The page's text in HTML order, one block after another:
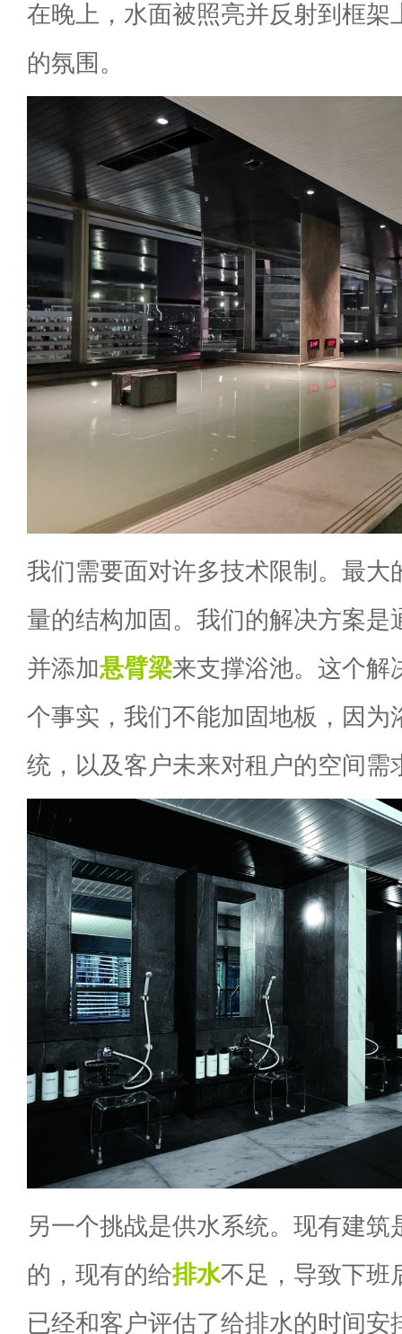
在晚上，水面被照亮并反射到框架
的氛围。
我们需要面对许多技术限制。最大
量的结构加固。我们的解决方案是
并添加悬臂梁来支撑浴池。这个解
个事实，我们不能加固地板，因为
统，以及客户未来对租户的空间需
另一个挑战是供水系统。现有建筑
的，现有的给排水不足，导致下班
已经和客户评估了给排水的时间安